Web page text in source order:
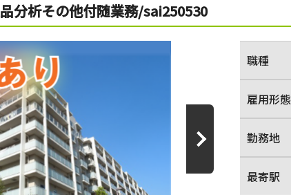
分析その他付随業務/sai250530
職種
雇用形態
勤務地
最寄駅